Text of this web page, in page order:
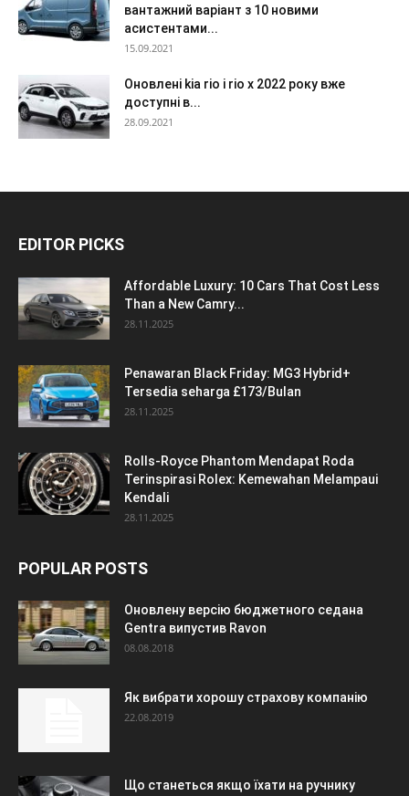
вантажний варіант з 10 новими
асистентами...
15.09.2021
Оновлені kia rio і rio x 2022 року вже
доступні в...
28.09.2021
EDITOR PICKS
Affordable Luxury: 10 Cars That Cost Less
Than a New Camry...
28.11.2025
Penawaran Black Friday: MG3 Hybrid+
Tersedia seharga £173/Bulan
28.11.2025
Rolls-Royce Phantom Mendapat Roda
Terinspirasi Rolex: Kemewahan Melampaui
Kendali
28.11.2025
POPULAR POSTS
Оновлену версію бюджетного седана
Gentra випустив Ravon
08.08.2018
Як вибрати хорошу страхову компанію
22.08.2019
Що станеться якщо їхати на ручнику